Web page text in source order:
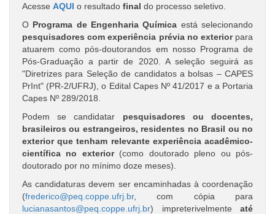
Acesse AQUI o resultado final do processo seletivo.
O Programa de Engenharia Química está selecionando
pesquisadores com experiência prévia no exteriorpara
atuarem como pós-doutorandos em nosso Programa de
Pós-Graduação a partir de 2020. A seleção seguirá as
"Diretrizes para Seleção de candidatos a bolsas – CAPES
PrInt" (PR-2/UFRJ), o Edital Capes Nº 41/2017 e a Portaria
Capes Nº 289/2018.
Podem se candidatar pesquisadores ou docentes,
brasileiros ou estrangeiros, residentes no Brasil ou no
exterior que tenham relevante experiência acadêmico-
científica no exterior(como doutorado pleno ou pós-
doutorado por no mínimo doze meses).
As candidaturas devem ser encaminhadas à coordenação
(frederico@peq.coppe.ufrj.br, com cópia para
lucianasantos@peq.coppe.ufrj.br) impreterivelmente até